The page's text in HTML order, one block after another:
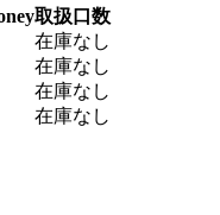
取扱口数
在庫なし
在庫なし
在庫なし
在庫なし